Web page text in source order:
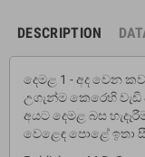
DESCRIPTION
දෙමළ 1 - අද වෙන
උගැන්ම කෙරෙහි
අයට දෙමළ බස
වෙළෙඳ පොළේ ඉතා